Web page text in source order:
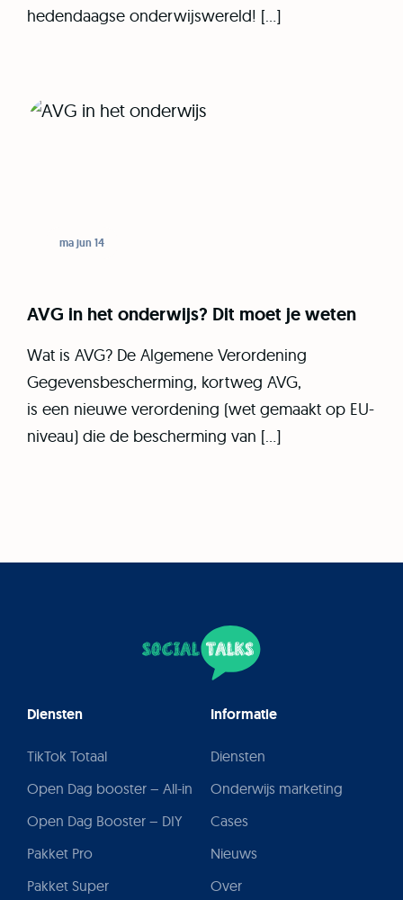
hedendaagse onderwijswereld! […]
ma jun 14
AVG in het onderwijs? Dit moet je weten
Wat is AVG? De Algemene Verordening
Gegevensbescherming, kortweg AVG,
is een nieuwe verordening (wet gemaakt op EU-
niveau) die de bescherming van […]
Diensten
TikTok Totaal
Open Dag booster – All-in
Open Dag Booster – DIY
Pakket Pro
Pakket Super
Informatie
Diensten
Onderwijs marketing
Cases
Nieuws
Over